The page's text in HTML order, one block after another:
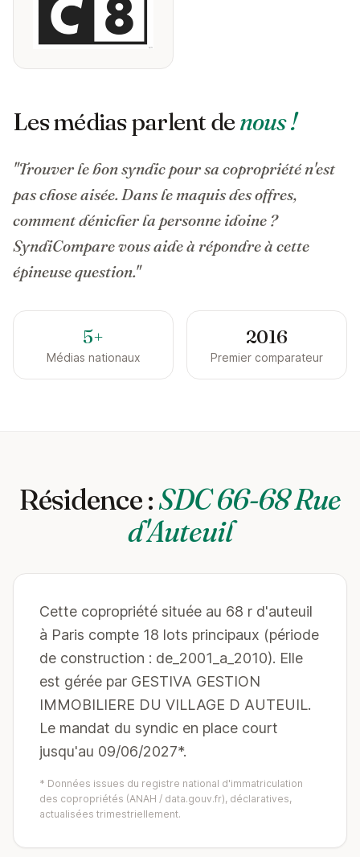
Les médias parlent denous !
"Trouver le bon syndic pour sa copropriété n'est
pas chose aisée. Dans le maquis des offres,
comment dénicher la personne idoine ?
SyndiCompare vous aide à répondre à cette
épineuse question."
5+
Médias nationaux
2016
Premier comparateur
Résidence :SDC 66-68 Rue
d'Auteuil
Cette copropriété située au 68 r d'auteuil
à Paris compte 18 lots principaux (période
de construction : de_2001_a_2010). Elle
est gérée par GESTIVA GESTION
IMMOBILIERE DU VILLAGE D AUTEUIL.
Le mandat du syndic en place court
jusqu'au 09/06/2027*.
* Données issues du registre national d'immatriculation
des copropriétés (ANAH / data.gouv.fr), déclaratives,
actualisées trimestriellement.